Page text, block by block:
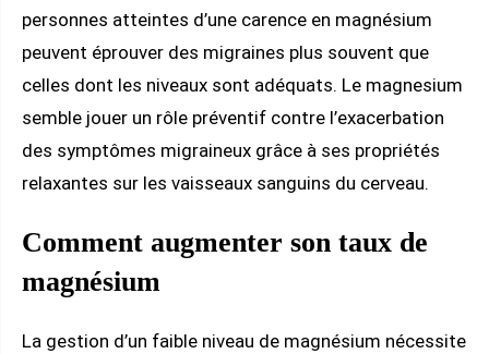
personnes atteintes d’une carence en magnésium
peuvent éprouver des migraines plus souvent que
celles dont les niveaux sont adéquats. Le magnesium
semble jouer un rôle préventif contre l’exacerbation
des symptômes migraineux grâce à ses propriétés
relaxantes sur les vaisseaux sanguins du cerveau.
Comment augmenter son taux de
magnésium
La gestion d’un faible niveau de magnésium nécessite